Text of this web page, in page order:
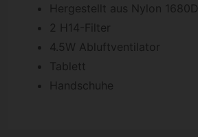
Hergestellt aus Nylon 1680D
2 H14-Filter
4.5W Abluftventilator
Tablett
Handschuhe